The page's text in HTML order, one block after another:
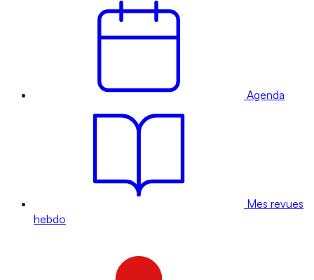
Agenda
Mes revues
hebdo